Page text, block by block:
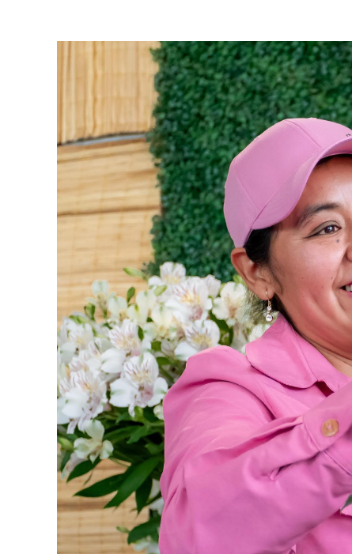
Larger